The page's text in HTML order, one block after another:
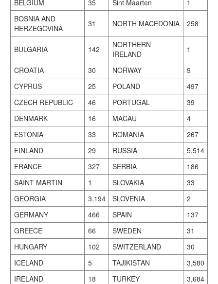
BELGIUM 35 Sint Maarten
1
BOSNIA AND
HERZEGOVINA
31 NORTH MACEDONIA 258
BULGARIA 142
NORTHERN
IRELAND
1
CROATIA 30 NORWAY
9
CYPRUS
25 POLAND
497
CZECH REPUBLIC
46 PORTUGAL
39
DENMARK
16 MACAU
4
ESTONIA
33 ROMANIA
267
FINLAND
29 RUSSIA
5,514
FRANCE
327 SERBIA
186
SAINT MARTIN
1 SLOVAKIA
33
GEORGIA
3,194 SLOVENIA
2
GERMANY
466 SPAIN
137
GREECE
66 SWEDEN
31
HUNGARY
102 SWITZERLAND
30
ICELAND
5 TAJIKISTAN
3,580
IRELAND
18 TURKEY
3,684